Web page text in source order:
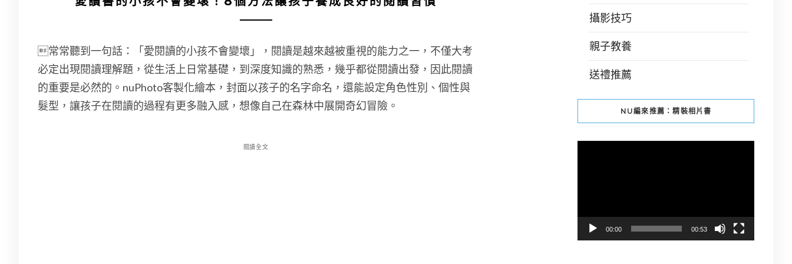
常常聽到一句話：「愛閱讀的小孩不會變壞」，閱讀是越來越被重視的能力之一，不僅大考
必定出現閱讀理解題，從生活上日常基礎，到深度知識的熟悉，幾乎都從閱讀出發，因此閱讀
的重要是必然的。nuPhoto客製化繪本，封面以孩子的名字命名，還能設定角色性別、個性與
髮型，讓孩子在閱讀的過程有更多融入感，想像自己在森林中展開奇幻冒險。​
閱讀全文
攝影技巧
親子教養
送禮推薦
NU編來推薦：精裝相片書
器
00:00 00:53